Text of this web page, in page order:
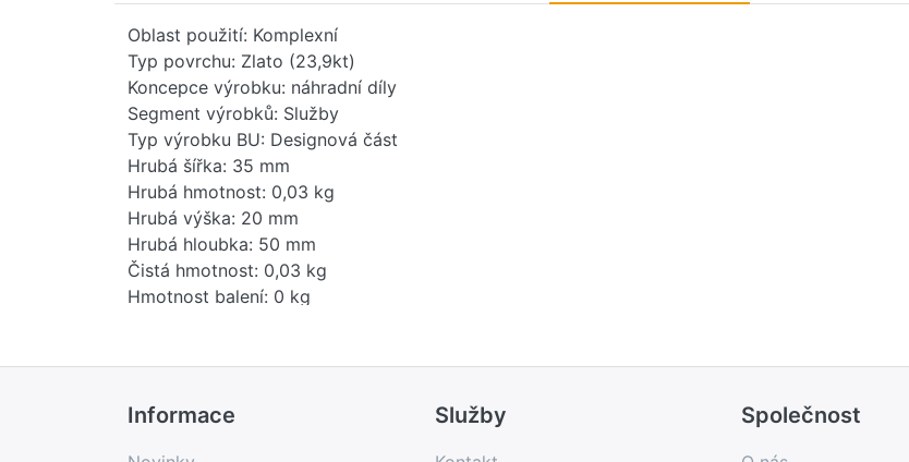
Oblast použití: Komplexní
Typ povrchu: Zlato (23,9kt)
Koncepce výrobku: náhradní díly
Segment výrobků: Služby
Typ výrobku BU: Designová část
Hrubá šířka: 35 mm
Hrubá hmotnost: 0,03 kg
Hrubá výška: 20 mm
Hrubá hloubka: 50 mm
Čistá hmotnost: 0,03 kg
Hmotnost balení: 0 kg
Země původu: DE
Novinka: Ne
Prodejní program: Ne
Kód produktu: 84819000
Informace Služby Společnost